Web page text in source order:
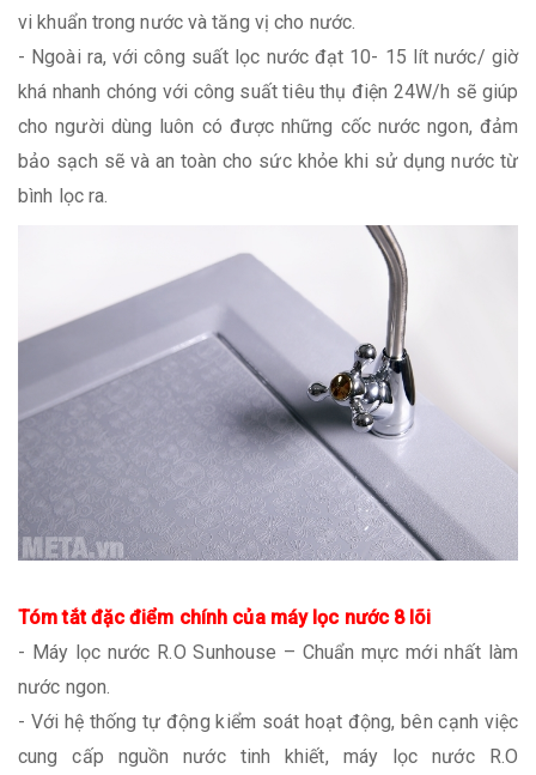
vi khuẩn trong nước và tăng vị cho nước.
- Ngoài ra, với công suất lọc nước đạt 10- 15 lít nước/ giờ
khá nhanh chóng với công suất tiêu thụ điện 24W/h sẽ giúp
cho người dùng luôn có được những cốc nước ngon, đảm
bảo sạch sẽ và an toàn cho sức khỏe khi sử dụng nước từ
bình lọc ra.
Tóm tắt đặc điểm chính của máy lọc nước 8 lõi
- Máy lọc nước R.O Sunhouse – Chuẩn mực mới nhất làm
nước ngon.
- Với hệ thống tự động kiểm soát hoạt động, bên cạnh việc
cung cấp nguồn nước tinh khiết, máy lọc nước R.O